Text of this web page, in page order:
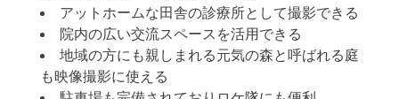
アットホームな田舎の診療所として撮影できる
院内の広い交流スペースを活用できる
地域の方にも親しまれる元気の森と呼ばれる庭
も映像撮影に使える